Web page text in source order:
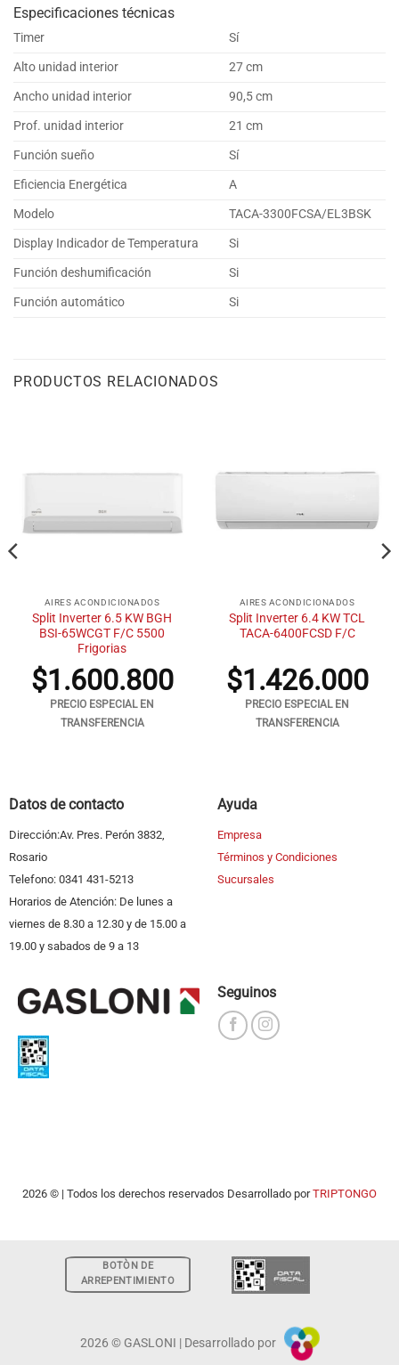
Especificaciones técnicas
Timer
Sí
Alto unidad interior
27 cm
Ancho unidad interior
90,5 cm
Prof. unidad interior
21 cm
Función sueño
Sí
Eficiencia Energética
A
Modelo
TACA-3300FCSA/EL3BSK
Display Indicador de Temperatura
Si
Función deshumificación
Si
Función automático
Si
PRODUCTOS RELACIONADOS
AIRES ACONDICIONADOS
Split Inverter 6.5 KW BGH
BSI-65WCGT F/C 5500
Frigorias
$1.600.800
PRECIO ESPECIAL EN
TRANSFERENCIA
AIRES ACONDICIONADOS
Split Inverter 6.4 KW TCL
TACA-6400FCSD F/C
$1.426.000
PRECIO ESPECIAL EN
TRANSFERENCIA
Datos de contacto
Dirección:Av. Pres. Perón 3832,
Rosario
Telefono: 0341 431-5213
Horarios de Atención: De lunes a
viernes de 8.30 a 12.30 y de 15.00 a
19.00 y sabados de 9 a 13
Ayuda
Empresa
Términos y Condiciones
Sucursales
Seguinos
2026 © | Todos los derechos reservados Desarrollado porTRIPTONGO
BOTÒN DE
ARREPENTIMIENTO
2026 © GASLONI | Desarrollado por